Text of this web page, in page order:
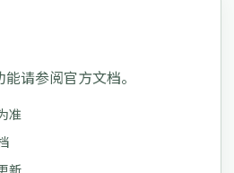
请参阅官方文档。
准